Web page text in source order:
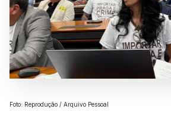
Foto: Reprodução / Arquivo Pessoal